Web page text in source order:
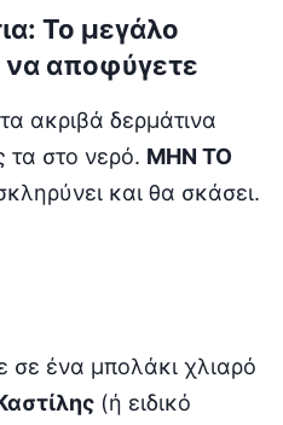
Το μεγάλο
να αποφύγετε
ακριβά δερμάτινα
τα στο νερό. ΜΗΝ ΤΟ
και θα σκάσει.
σε ένα μπολάκι χλιαρό
(ή ειδικό